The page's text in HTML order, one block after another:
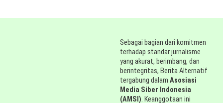
Sebagai bagian dari komitmen
terhadap standar jurnalisme
yang akurat, berimbang, dan
berintegritas, Berita Alternatif
tergabung dalamAsosiasi
Media Siber Indonesia
(AMSI). Keanggotaan ini